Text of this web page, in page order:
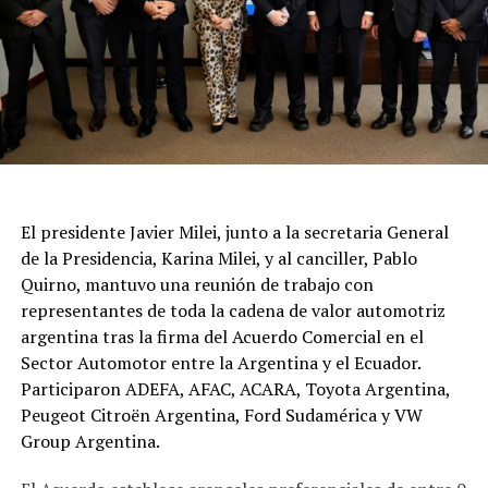
El presidente Javier Milei, junto a la secretaria General
de la Presidencia, Karina Milei, y al canciller, Pablo
Quirno, mantuvo una reunión de trabajo con
representantes de toda la cadena de valor automotriz
argentina tras la firma del Acuerdo Comercial en el
Sector Automotor entre la Argentina y el Ecuador.
Participaron ADEFA, AFAC, ACARA, Toyota Argentina,
Peugeot Citroën Argentina, Ford Sudamérica y VW
Group Argentina.